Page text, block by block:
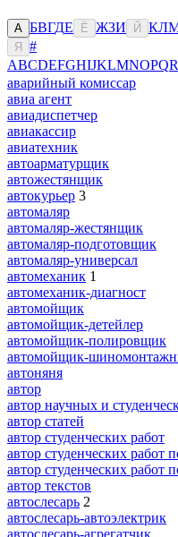
А БВГДЕ Ё ЖЗИ Й КЛ
Я
#
ABCDEFGHIJKLMNOPQR
аварийный комиссар
авиа агент
авиадиспетчер
авиакассир
авиатехник
автоарматурщик
автожестянщик
автокурьер 3
автомаляр
автомаляр-жестянщик
автомаляр-подготовщик
автомаляр-универсал
автомеханик 1
автомеханик-диагност
автомойщик
автомойщик-детейлер
автомойщик-полировщик
автомойщик-
автоняня
автор
автор научных и
автор статей
автор студенческих работ
автор студенческих работ
автор студенческих работ
автор текстов
автослесарь 2
автослесарь-автоэлектрик
автослесарь-агрегатчик